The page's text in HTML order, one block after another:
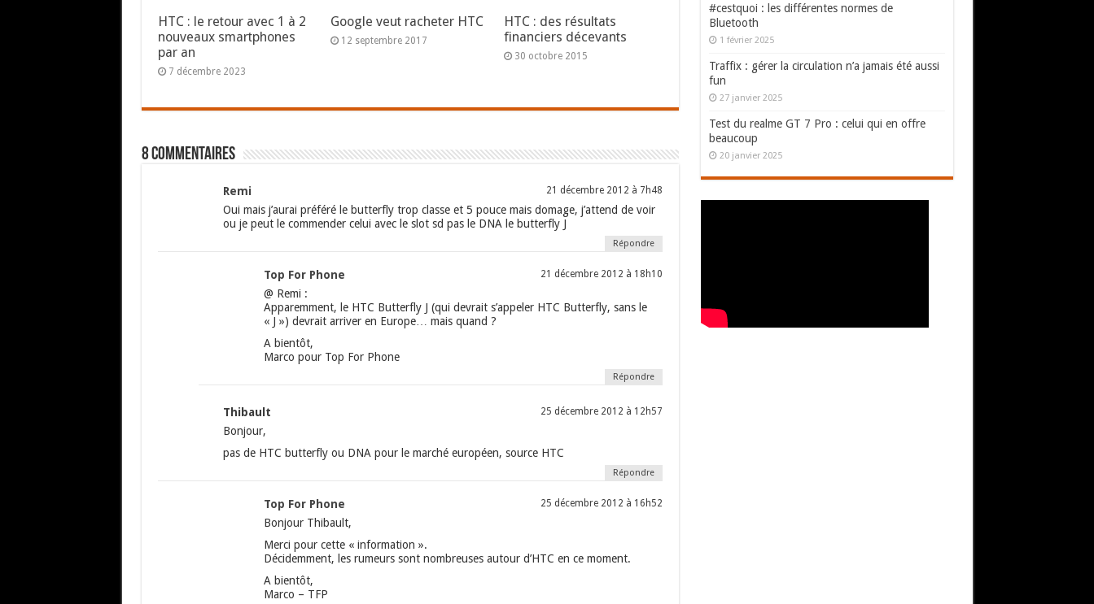
HTC : le retour avec 1 à 2
nouveaux smartphones
par an
7 décembre 2023
Google veut racheter HTC
12 septembre 2017
HTC : des résultats
financiers décevants
30 octobre 2015
8 commentaires
Remi 21 décembre 2012 à 7h48
Oui mais j’aurai préféré le butterfly trop classe et 5 pouce mais domage, j’attend de voir
ou je peut le commender celui avec le slot sd pas le DNA le butterfly J
Répondre
Top For Phone 21 décembre 2012 à 18h10
@ Remi :
Apparemment, le HTC Butterfly J (qui devrait s’appeler HTC Butterfly, sans le
« J ») devrait arriver en Europe… mais quand ?
A bientôt,
Marco pour Top For Phone
Répondre
Thibault 25 décembre 2012 à 12h57
Bonjour,
pas de HTC butterfly ou DNA pour le marché européen, source HTC
Répondre
Top For Phone 25 décembre 2012 à 16h52
Bonjour Thibault,
Merci pour cette « information ».
Décidemment, les rumeurs sont nombreuses autour d’HTC en ce moment.
A bientôt,
Marco – TFP
#cestquoi : les différentes normes de
Bluetooth
1 février 2025
Traffix : gérer la circulation n’a jamais été aussi
fun
27 janvier 2025
Test du realme GT 7 Pro : celui qui en offre
beaucoup
20 janvier 2025